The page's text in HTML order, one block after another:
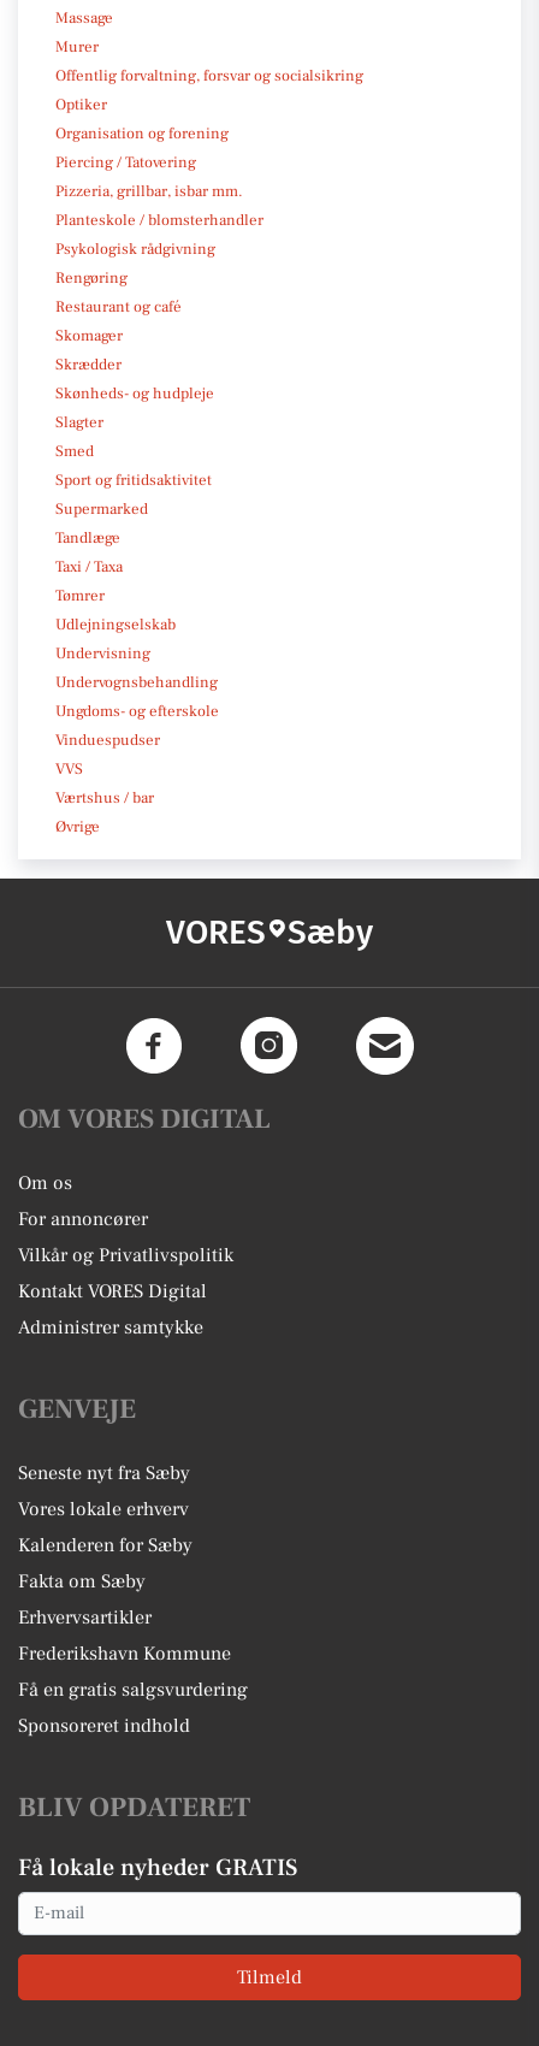
Massage
Murer
Offentlig forvaltning, forsvar og socialsikring
Optiker
Organisation og forening
Piercing / Tatovering
Pizzeria, grillbar, isbar mm.
Planteskole / blomsterhandler
Psykologisk rådgivning
Rengøring
Restaurant og café
Skomager
Skrædder
Skønheds- og hudpleje
Slagter
Smed
Sport og fritidsaktivitet
Supermarked
Tandlæge
Taxi / Taxa
Tømrer
Udlejningselskab
Undervisning
Undervognsbehandling
Ungdoms- og efterskole
Vinduespudser
VVS
Værtshus / bar
Øvrige
VORES Sæby
OM VORES DIGITAL
Om os
For annoncører
Vilkår og Privatlivspolitik
Kontakt VORES Digital
Administrer samtykke
GENVEJE
Seneste nyt fra Sæby
Vores lokale erhverv
Kalenderen for Sæby
Fakta om Sæby
Erhvervsartikler
Frederikshavn Kommune
Få en gratis salgsvurdering
Sponsoreret indhold
BLIV OPDATERET
Få lokale nyheder GRATIS
Email
Tilmeld